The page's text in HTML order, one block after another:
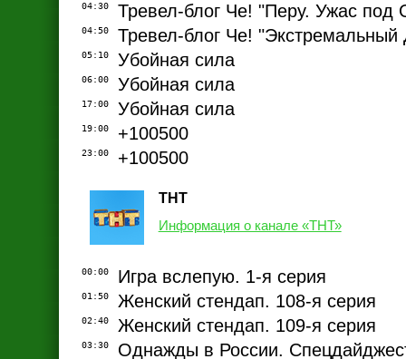
04:30 Тревел-блог Че! "Перу. Ужас под
04:50 Тревел-блог Че! "Экстремальный
05:10 Убойная сила
06:00 Убойная сила
17:00 Убойная сила
19:00 +100500
23:00 +100500
ТНТ
Информация о канале «ТНТ»
00:00 Игра вслепую. 1-я серия
01:50 Женский стендап. 108-я серия
02:40 Женский стендап. 109-я серия
03:30 Однажды в России.